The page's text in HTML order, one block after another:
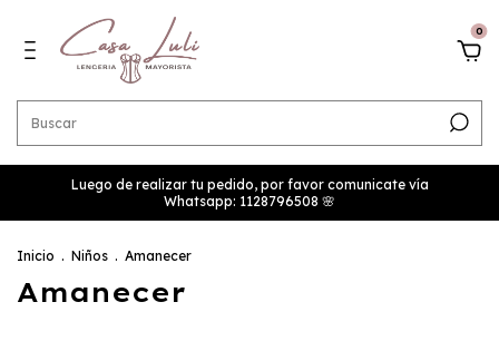
0
Luego de realizar tu pedido, por favor comunicate vía
Whatsapp: 1128796508 🌸
Inicio . Niños . Amanecer
Amanecer